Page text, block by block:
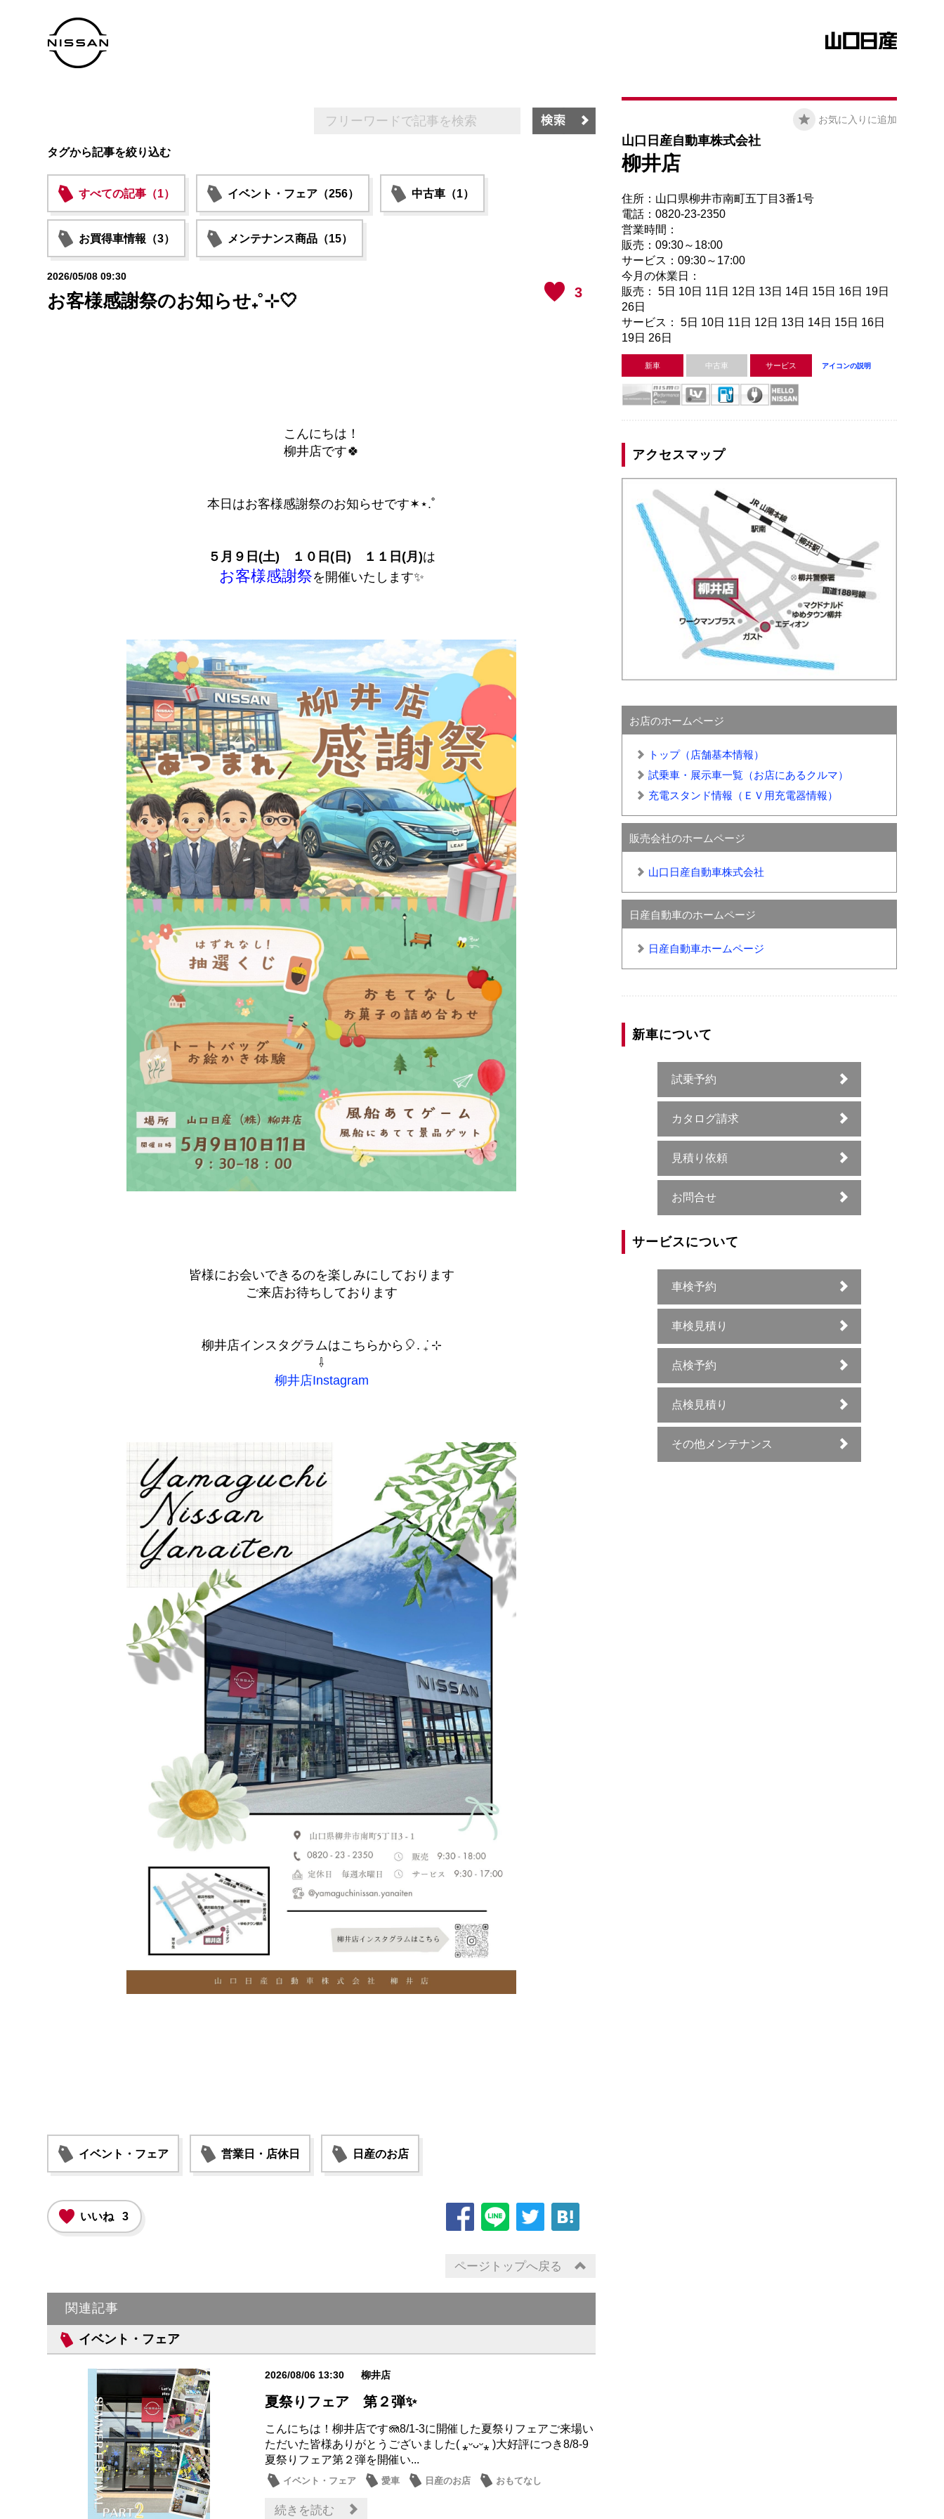
タグから記事を絞り込む
すべての記事（1） イベント・フェア（256） 中古車（1）
お買得車情報（3） メンテナンス商品（15）
3
2026/05/08 09:30
お客様感謝祭のお知らせ₊˚⊹🤍
こんにちは！
柳井店です🍀
本日はお客様感謝祭のお知らせです✶⋆.˚
５月９日(土) １０日(日) １１日(月)は
お客様感謝祭を開催いたします✨
皆様にお会いできるのを楽しみにしております
ご来店お待ちしております
柳井店インスタグラムはこちらから🎈. ݁₊ ⊹
⇩
柳井店Instagram
イベント・フェア 営業日・店休日 日産のお店
いいね 3
ページトップへ戻る
関連記事
イベント・フェア
2026/08/06 13:30 柳井店
夏祭りフェア 第２弾✨
こんにちは！柳井店です🪼8/1-3に開催した夏祭りフェアご来場い
ただいた皆様ありがとうございました( ⁎ᵕᴗᵕ⁎ )大好評につき8/8-9
夏祭りフェア第２弾を開催い...
イベント・フェア 愛車 日産のお店 おもてなし
続きを読む
お気に入りに追加
山口日産自動車株式会社
柳井店
住所：山口県柳井市南町五丁目3番1号
電話：0820-23-2350
営業時間：
販売：09:30～18:00
サービス：09:30～17:00
今月の休業日：
販売： 5日 10日 11日 12日 13日 14日 15日 16日 19日
26日
サービス： 5日 10日 11日 12日 13日 14日 15日 16日
19日 26日
新車 中古車 サービス アイコンの説明
アクセスマップ
お店のホームページ
トップ（店舗基本情報）
試乗車・展示車一覧（お店にあるクルマ）
充電スタンド情報（ＥＶ用充電器情報）
販売会社のホームページ
山口日産自動車株式会社
日産自動車のホームページ
日産自動車ホームページ
新車について
試乗予約
カタログ請求
見積り依頼
お問合せ
サービスについて
車検予約
車検見積り
点検予約
点検見積り
その他メンテナンス